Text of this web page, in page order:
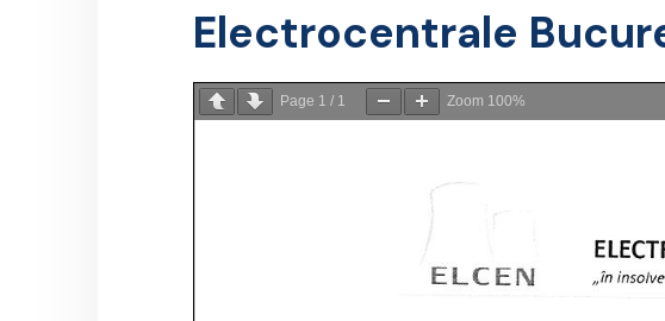
Electrocentrale
Page 1 / 1 Zoom 100%